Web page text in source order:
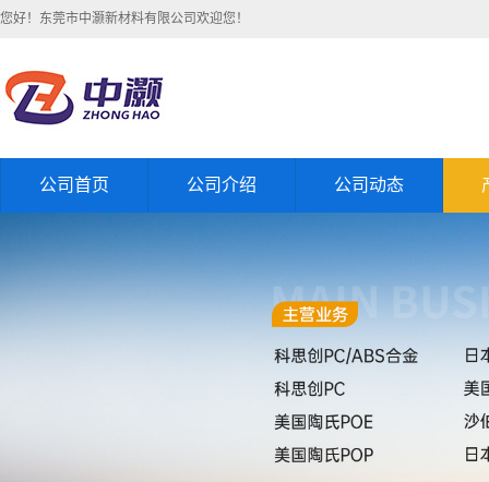
您好！东莞市中灏新材料有限公司欢迎您！
公司首页 公司介绍 公司动态